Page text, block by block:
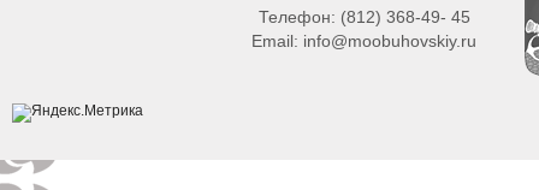
Телефон: (812) 368-49- 45
Email: info@moobuhovskiy.ru